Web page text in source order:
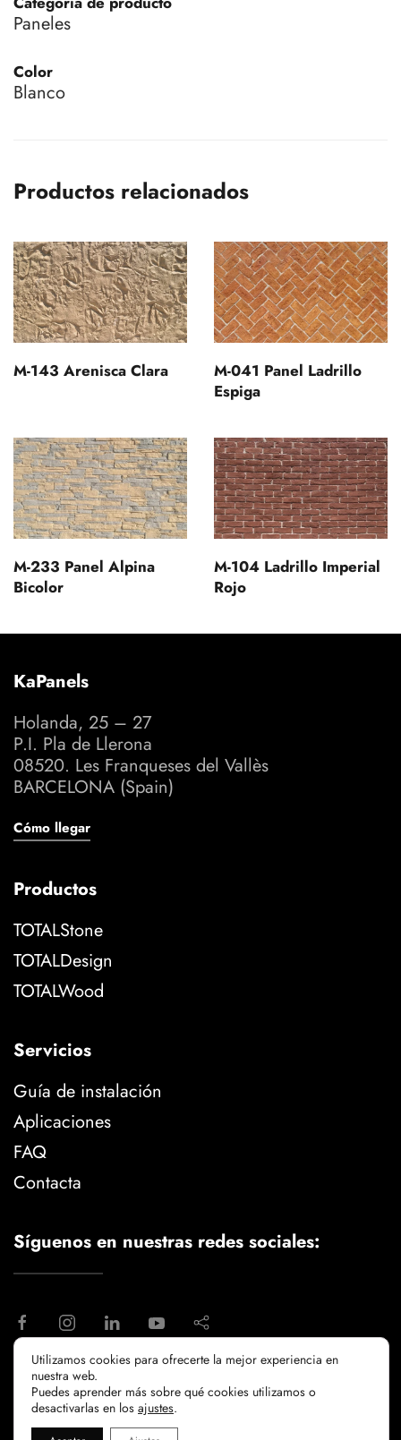
Paneles
Color
Blanco
Productos relacionados
M-143 Arenisca Clara
M-041 Panel Ladrillo
Espiga
M-233 Panel Alpina
Bicolor
M-104 Ladrillo Imperial
Rojo
KaPanels
Holanda, 25 – 27
P.I. Pla de Llerona
08520. Les Franqueses del Vallès
BARCELONA (Spain)
Cómo llegar
Productos
TOTALStone
TOTALDesign
TOTALWood
Servicios
Guía de instalación
Aplicaciones
FAQ
Contacta
Síguenos en nuestras redes sociales:
aviso legal
politica de privacidad
politicia de cookies
Utilizamos cookies para ofrecerte la mejor experiencia en
nuestra web.
Puedes aprender más sobre qué cookies utilizamos o
desactivarlas en los ajustes.